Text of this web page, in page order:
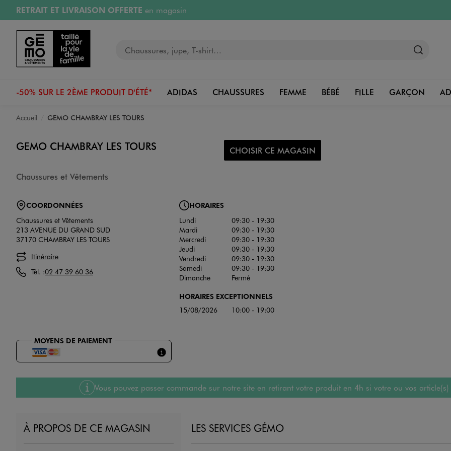
Aller au contenu principal
Aller à la navigation
RETRAIT ET LIVRAISON OFFERTE en magasin
Retours OFFERTSpendant 30 jours
PAYEZ EN 3x SANS FRAIS
dès 50€
RÉSERVATION GRATUITE
-50% SUR LE 2ÈME PRODUIT D'ÉTÉ* ADIDAS CHAUSSURES FEMME BÉBÉ FILLE GARÇON
Accueil GEMO CHAMBRAY LES TOURS
GEMO CHAMBRAY LES TOURS
Chaussures et Vêtements
CHOISIR CE MAGASIN
COORDONNÉES
Chaussures et Vêtements
213 AVENUE DU GRAND SUD
37170 CHAMBRAY LES TOURS
Itinéraire
Tél. :02 47 39 60 36
HORAIRES
Lundi
09:30 - 19:30
Mardi
09:30 - 19:30
Mercredi
09:30 - 19:30
Jeudi
09:30 - 19:30
Vendredi
09:30 - 19:30
Samedi
09:30 - 19:30
Dimanche
Fermé
HORAIRES EXCEPTIONNELS
15/08/2026 10:00 - 19:00
MOYENS DE PAIEMENT
Vous pouvez passer commande sur notre site en retirant votre produit en 4h si votre ou vos
À PROPOS DE CE MAGASIN LES SERVICES GÉMO